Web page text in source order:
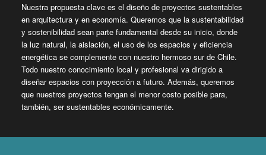
Nuestra propuesta clave es el diseño de proyectos sustentables
en arquitectura y en economía. Queremos que la sustentabilidad
y sostenibilidad sean parte fundamental desde su inicio, donde
la luz natural, la aislación, el uso de los espacios y eficiencia
energética se complemente con nuestro hermoso sur de Chile.
Todo nuestro conocimiento local y profesional va dirigido a
diseñar espacios con proyección a futuro. Además, queremos
que nuestros proyectos tengan el menor costo posible para,
también, ser sustentables económicamente.